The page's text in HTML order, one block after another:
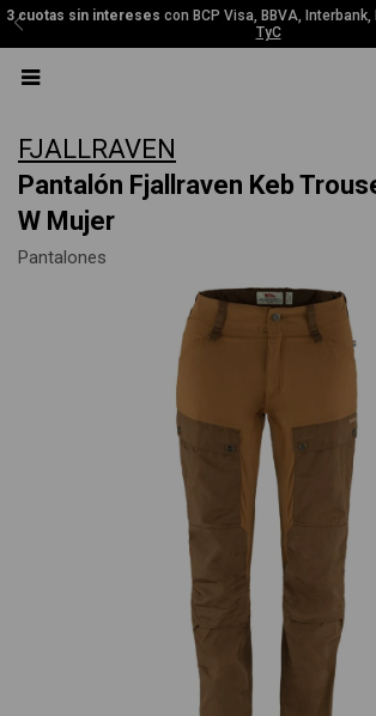
3 cuotas sin intereses con BCP Visa, BBVA,
TyC

FJALLRAVEN
Pantalón Fjallraven Keb
W Mujer
Pantalones